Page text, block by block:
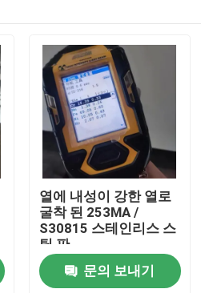
열에 내성이 강한 열로
굴착 된 253MA /
S30815 스테인리스 스
틸 판
문의 보내기